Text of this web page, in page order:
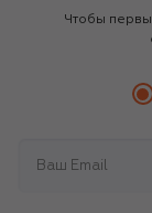
Чтобы